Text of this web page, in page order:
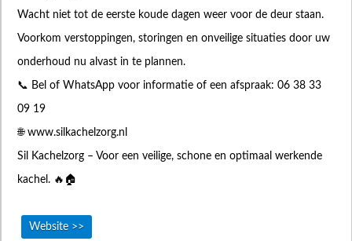
Wacht niet tot de eerste koude dagen weer voor de deur staan.
Voorkom verstoppingen, storingen en onveilige situaties door uw
onderhoud nu alvast in te plannen.
📞 Bel of WhatsApp voor informatie of een afspraak: 06 38 33
09 19
🌐 www.silkachelzorg.nl
Sil Kachelzorg – Voor een veilige, schone en optimaal werkende
kachel. 🔥🏠
Website >>